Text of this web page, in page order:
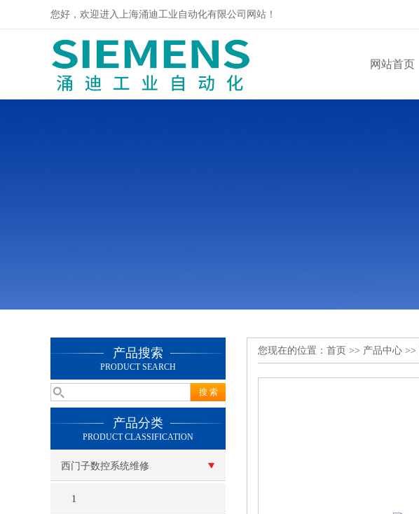
您好，欢迎进入上海涌迪工业自动化有限公司网站！
网站首页
产品搜索
PRODUCT SEARCH
产品分类
PRODUCT CLASSIFICATION
西门子数控系统维修
1
您现在的位置： 首页 >> 产品中心 >>